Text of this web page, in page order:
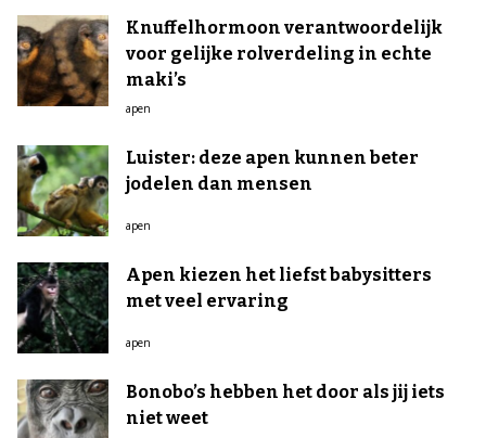
Knuffelhormoon verantwoordelijk
voor gelijke rolverdeling in echte
maki’s
apen
Luister: deze apen kunnen beter
jodelen dan mensen
apen
Apen kiezen het liefst babysitters
met veel ervaring
apen
Bonobo’s hebben het door als jij iets
niet weet